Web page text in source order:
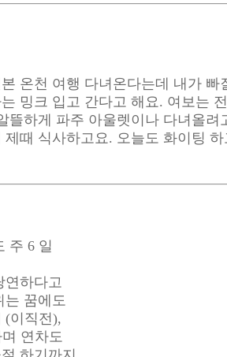
온천 여행 다녀온다는데 내가 빠
밍크 입고 간다고 해요. 여보는
뜰하게 파주 아울렛이나 다녀올려
제때 식사하고요. 오늘도 화이팅
주 6 일
연하다고
는 꿈에도
(이직전),
연차도